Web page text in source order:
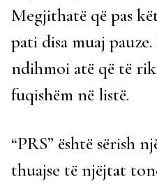
Megjithatë që pas
pati disa muaj
ndihmoi atë që të
fuqishëm në listë.
“PRS” është sërish
thuajse të njëjtat